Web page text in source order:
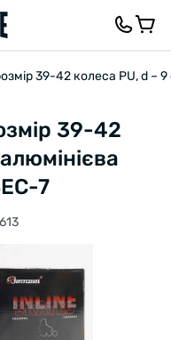
39-42 колеса PU, d –
39-42
7
ЗАПИТАННЯ